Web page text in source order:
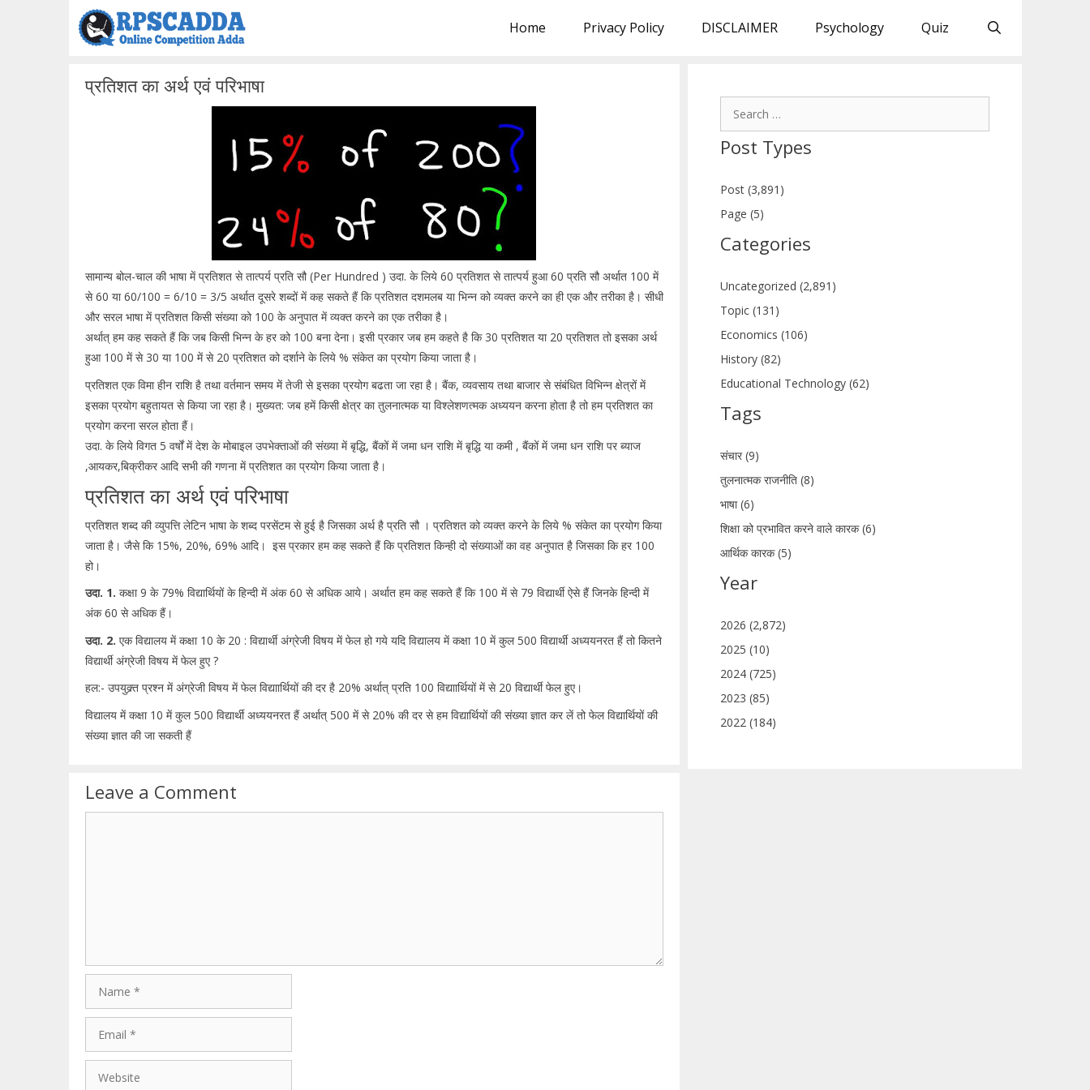
Home Privacy Policy DISCLAIMER Psychology Quiz
प्रतिशत का अर्थ एवं परिभाषा
सामान्य बोल-चाल की भाषा में प्रतिशत से तात्पर्य प्रति सौ (Per Hundred ) उदा. के लिये 60 प्रतिशत से तात्पर्य हुआ 60 प्रति सौ अर्थात 100 में
से 60 या 60/100 = 6/10 = 3/5 अर्थात दूसरे शब्दों में कह सकते हैं कि प्रतिशत दशमलब या भिन्न को व्यक्त करने का ही एक और तरीका है। सीधी
और सरल भाषा में प्रतिशत किसी संख्या को 100 के अनुपात में व्यक्त करने का एक तरीका है।
अर्थात् हम कह सकते हैं कि जब किसी भिन्न के हर को 100 बना देना। इसी प्रकार जब हम कहते है कि 30 प्रतिशत या 20 प्रतिशत तो इसका अर्थ
हुआ 100 में से 30 या 100 में से 20 प्रतिशत को दर्शाने के लिये % संकेत का प्रयोग किया जाता है।
प्रतिशत एक विमा हीन राशि है तथा वर्तमान समय में तेजी से इसका प्रयोग बढता जा रहा है। बैंक, व्यवसाय तथा बाजार से संबंधित विभिन्न क्षेत्रों में
इसका प्रयोग बहुतायत से किया जा रहा है। मुख्यत: जब हमें किसी क्षेत्र का तुलनात्मक या विश्लेशणत्मक अध्ययन करना होता है तो हम प्रतिशत का
प्रयोग करना सरल होता हैं।
उदा. के लिये विगत 5 वर्षों में देश के मोबाइल उपभेक्ताओं की संख्या में बृद्धि, बैंकों में जमा धन राशि में बृद्धि या कमी , बैंकों में जमा धन राशि पर ब्याज
,आयकर,बिक्रीकर आदि सभी की गणना में प्रतिशत का प्रयोग किया जाता है।
प्रतिशत का अर्थ एवं परिभाषा
प्रतिशत शब्द की व्युपत्ति लेटिन भाषा के शब्द परसेंटम से हुई है जिसका अर्थ है प्रति सौ । प्रतिशत को व्यक्त करने के लिये % संकेत का प्रयोग किया
जाता है। जैसे कि 15%, 20%, 69% आदि। इस प्रकार हम कह सकते हैं कि प्रतिशत किन्ही दो संख्याओं का वह अनुपात है जिसका कि हर 100
हो।
उदा. 1. कक्षा 9 के 79% विद्यार्थियों के हिन्दी में अंक 60 से अधिक आये। अर्थात हम कह सकते हैं कि 100 में से 79 विद्यार्थी ऐसे हैं जिनके हिन्दी में
अंक 60 से अधिक हैं।
उदा. 2. एक विद्यालय में कक्षा 10 के 20 : विद्यार्थी अंग्रेजी विषय में फेल हो गये यदि विद्यालय में कक्षा 10 में कुल 500 विद्यार्थी अध्ययनरत हैं तो कितने
विद्यार्थी अंग्रेजी विषय में फेल हुए ?
हल:- उपयुक्र्त प्रश्न में अंग्रेजी विषय में फेल विद्याार्थियों की दर है 20% अर्थात् प्रति 100 विद्याार्थियों में से 20 विद्यार्थी फेल हुए।
विद्यालय में कक्षा 10 में कुल 500 विद्यार्थी अध्ययनरत हैं अर्थात् 500 में से 20% की दर से हम विद्यार्थियों की संख्या ज्ञात कर लें तो फेल विद्यार्थियों की
संख्या ज्ञात की जा सकती हैं
Leave a Comment
Website
Post Types
Post (3,891)
Page (5)
Categories
Uncategorized (2,891)
Topic (131)
Economics (106)
History (82)
Educational Technology (62)
Tags
संचार (9)
तुलनात्मक राजनीति (8)
भाषा (6)
शिक्षा को प्रभावित करने वाले कारक (6)
आर्थिक कारक (5)
Year
2026 (2,872)
2025 (10)
2024 (725)
2023 (85)
2022 (184)